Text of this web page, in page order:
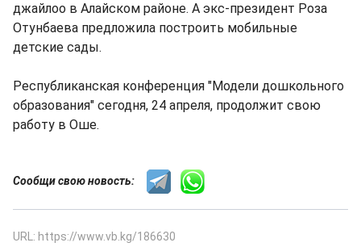
джайлоо в Алайском районе. А экс-президент Роза
Отунбаева предложила построить мобильные
детские сады.
Республиканская конференция "Модели дошкольного
образования" сегодня, 24 апреля, продолжит свою
работу в Оше.
Сообщи свою новость:
URL: https://www.vb.kg/186630